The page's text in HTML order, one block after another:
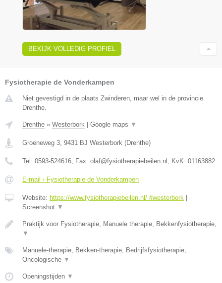
BEKIJK VOLLEDIG PROFIEL
Fysiotherapie de Vonderkampen
Niet gevestigd in de plaats Zwinderen, maar wel in de provincie
Drenthe.
Drenthe » Westerbork Google maps ▼
Groeneweg 3 9431 BJ Westerbork (Drenthe)
Tel: 0593-524616 , Fax: olaf@fysiotherapiebeilen.nl , KvK: 01163882
E-mail › Fysiotherapie de Vonderkampen
Website: https://www.fysiotherapiebeilen.nl/ #westerbork
Screenshot ▼
Praktijk voor Fysiotherapie, Manuele therapie, Bekkenfysiotherapie,
▼
Manuele-therapie, Bekken-therapie, Bedrijfsfysiotherapie,
Oncologische ▼
Openingstijden ▼